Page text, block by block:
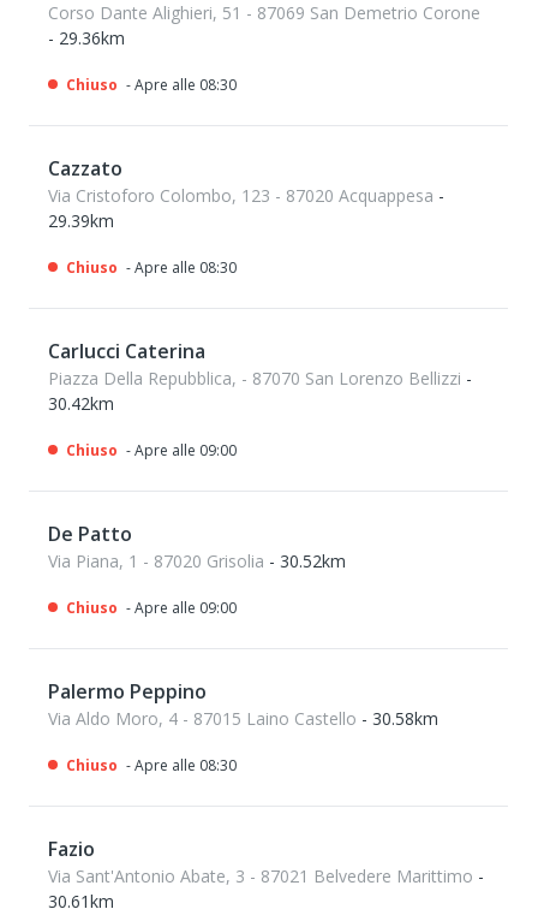
Corso Dante Alighieri, 51 - 87069 San Demetrio Corone
- 29.36km
Chiuso - Apre alle 08:30
Cazzato
Via Cristoforo Colombo, 123 - 87020 Acquappesa -
29.39km
Chiuso - Apre alle 08:30
Carlucci Caterina
Piazza Della Repubblica, - 87070 San Lorenzo Bellizzi -
30.42km
Chiuso - Apre alle 09:00
De Patto
Via Piana, 1 - 87020 Grisolia - 30.52km
Chiuso - Apre alle 09:00
Palermo Peppino
Via Aldo Moro, 4 - 87015 Laino Castello - 30.58km
Chiuso - Apre alle 08:30
Fazio
Via Sant'Antonio Abate, 3 - 87021 Belvedere Marittimo -
30.61km